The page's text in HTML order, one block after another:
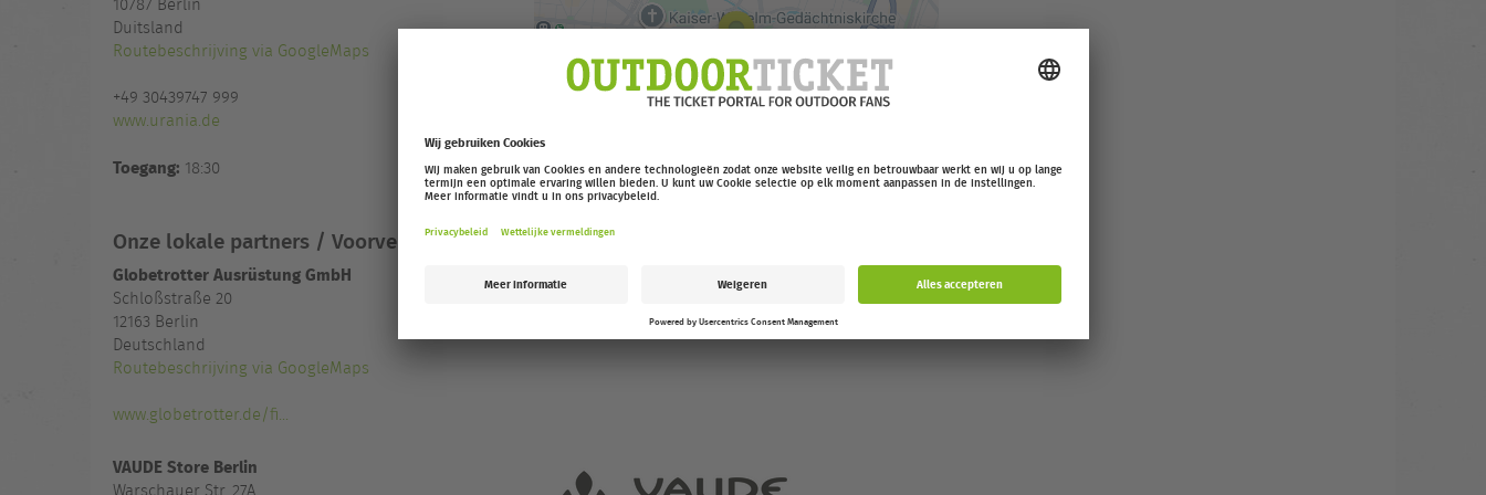
Duitsland
Routebeschrijving via GoogleMaps
+49 30439747 999
www.urania.de
Toegang: 18:30
Onze lokale partners / Voorverkoopadressen
Globetrotter Ausrüstung GmbH
Schloßstraße 20
12163 Berlin
Deutschland
Routebeschrijving via GoogleMaps
www.globetrotter.de/fi...
VAUDE Store Berlin
Warschauer Str. 27A